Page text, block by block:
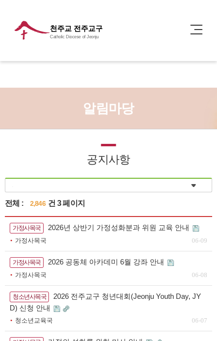
천주교 전주교구
Catholic Diocese of Jeonju
알림마당
공지사항
전체 : 2,846 건 3 페이지
가정사목국 2026년 상반기 가정성화분과 위원 교육 안내
가정사목국 06-09
가정사목국 2026 공동체 아카데미 6월 강좌 안내
가정사목국 06-08
청소년사목국
2026 전주교구 청년대회(Jeonju Youth Day, JY
D) 신청 안내
청소년교육국 06-07